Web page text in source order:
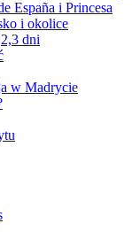
España i Princesa
i okolice
dni
w Madrycie